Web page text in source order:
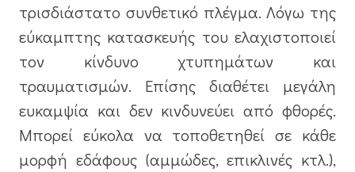
τρισδιάστατο συνθετικό πλέγμα. Λόγω της
εύκαμπτης κατασκευής του ελαχιστοποιεί
τον κίνδυνο χτυπημάτων και
τραυματισμών. Επίσης διαθέτει μεγάλη
ευκαμψία και δεν κινδυνεύει από φθορές.
Μπορεί εύκολα να τοποθετηθεί σε κάθε
μορφή εδάφους (αμμώδες, επικλινές κτλ.),